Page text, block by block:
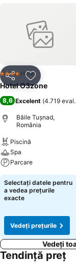
amplasare cât și din
Credem că serviciile
puteți trăi in cadrul
DistribuițiAdăugaţi
4 Stele Hotel
Hotel O3zone
8,6 Excelent (4.719
Băile Tuşnad,
România
Piscină
Spa
Parcare
Selectați datele pentru
a vedea prețurile
exacte
Vedeți prețurile
Vedeți
Tendință preț